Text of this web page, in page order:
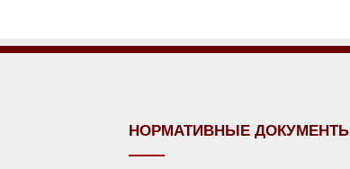
НОРМАТИВНЫЕ ДОКУМЕНТЫ